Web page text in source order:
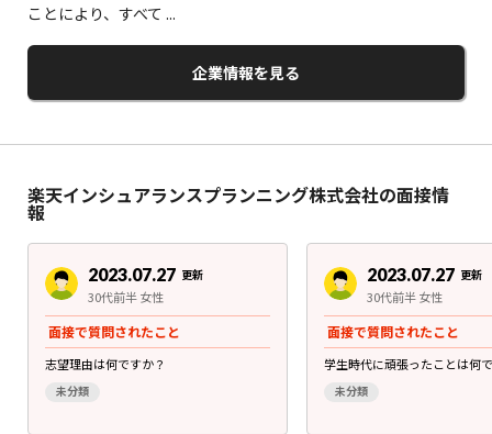
ことにより、すべて ...
企業情報を見る
楽天インシュアランスプランニング株式会社の面接情
報
2023.07.27 更新
30代前半 女性
面接で質問されたこと
志望理由は何ですか？
未分類
2023.07.27 更新
30代前半 女性
面接で質問されたこと
学生時代に頑張ったことは何
未分類